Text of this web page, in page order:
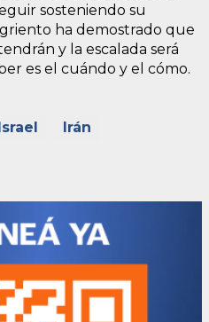
sosteniendo su
ha demostrado que
y la escalada será
es el cuándo y el cómo.
Irán